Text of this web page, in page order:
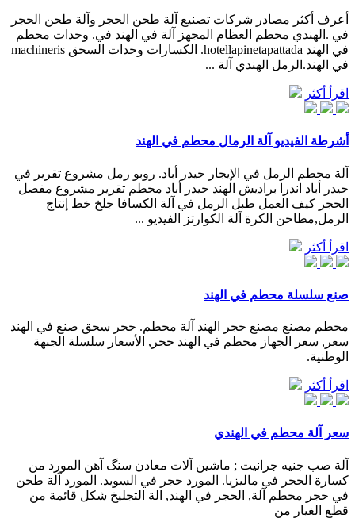
أعرف أكثر مصادر شركات تصنيع آلة طحن الحجر وآلة طحن الحجر
في .الهندي محطم العظام المجهز آلة في الهند في. وحدات محطم
في الهند hotellapinetapattada. الكسارات وحدات السحق machineris
في الهند.الرمل الهندي آلة ...
اقرأ أكثر
أشرطة الفيديو آلة الرمال محطم في الهند
آلة محطم الرمل في الإيجار حيدر أباد. روبو رمل مشروع تقرير في
حيدر أباد اندرا براديش الهند حيدر أباد محطم تقرير مشروع مفصل
الحجر كيف العمل طبل الرمل في آلة الكسافا جلخ خط إنتاج
الرمل,مطاحن الكرة آلة الكوارتز الفيديو ...
اقرأ أكثر
صنع سلسلة محطم في الهند
محطم مصنع مصنع حجر الهند آلة محطم. حجر سحق صنع في الهند
سعر, سعر الجهاز محطم في الهند ‫حجر, الأسعار سلسلة الجبهة
الوطنية.
اقرأ أكثر
سعر آلة محطم في الهندي
آلة صب جنيه جرانيت ; ماشین آلات معادن سنگ آهن المورد من
كسارة الحجر في ماليزيا. المورد حجر في السويد. المورد آلة طحن
في حجر محطم آلة, الحجر في الهند, الة التجليخ شكل قائمة من
قطع الغيار من